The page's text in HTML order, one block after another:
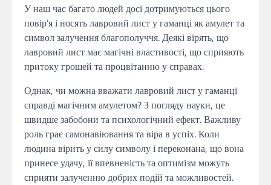
У наш час багато людей досі дотримуються цього
повір’я і носять лавровий лист у гаманці як амулет та
символ залучення благополуччя. Деякі вірять, що
лавровий лист має магічні властивості, що сприяють
притоку грошей та процвітанню у справах.
Однак, чи можна вважати лавровий лист у гаманці
справді магічним амулетом? З погляду науки, це
швидше забобони та психологічний ефект. Важливу
роль грає самонавіювання та віра в успіх. Коли
людина вірить у силу символу і переконана, що вона
принесе удачу, її впевненість та оптимізм можуть
сприяти залученню добрих подій та можливостей.